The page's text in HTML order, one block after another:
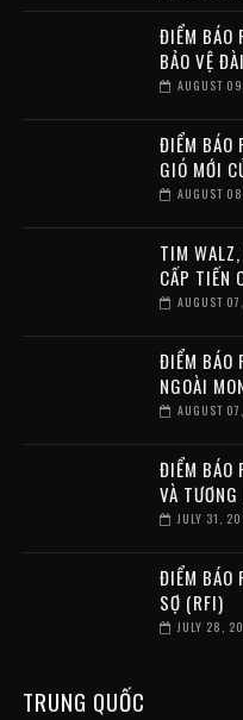
ĐIỂM BÁO
BẢO VỆ
AUGUST
ĐIỂM BÁO
GIÓ MỚI
AUGUST
TIM WALZ,
CẤP TIẾN
AUGUST
ĐIỂM BÁO
NGOÀI
AUGUST
ĐIỂM BÁO
VÀ
JULY 31,
ĐIỂM BÁO
SỢ (RFI)
JULY 28,
TRUNG QUỐC